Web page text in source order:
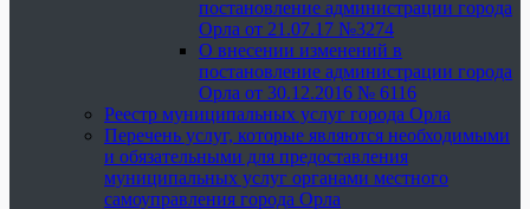
постановление администрации города
Орла от 21.07.17 №3274
О внесении изменений в
постановление администрации города
Орла от 30.12.2016 № 6116
Реестр муниципальных услуг города Орла
Перечень услуг, которые являются необходимыми
и обязательными для предоставления
муниципальных услуг органами местного
самоуправления города Орла